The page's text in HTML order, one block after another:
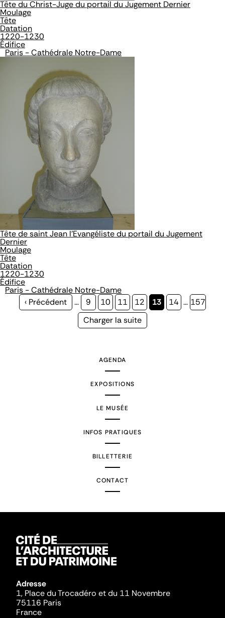
Tête du Christ-Juge du portail du Jugement Dernier
Moulage
Tête
Datation
1220-1230
Édifice
Paris - Cathédrale Notre-Dame
Tête de saint Jean l'Evangéliste du portail du Jugement
Dernier
Moulage
Tête
Datation
1220-1230
Édifice
Paris - Cathédrale Notre-Dame
Page
‹ Précédent … Page
9 Page
10 Page
11 Page
12
Page
13 Page
14 … Page
157
Page
Charger la suite
AGENDA
EXPOSITIONS
LE MUSÉE
INFOS PRATIQUES
BILLETTERIE
CONTACT
Adresse
1, Place du Trocadéro et du 11 Novembre
75116 Paris
France